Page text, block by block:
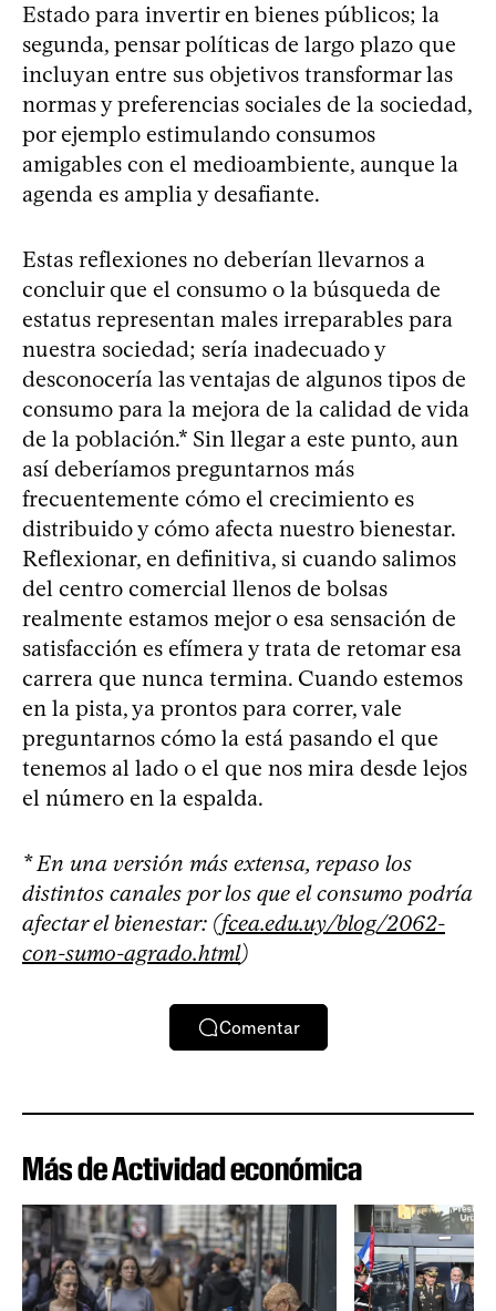
Estado para invertir en bienes públicos; la
segunda, pensar políticas de largo plazo que
incluyan entre sus objetivos transformar las
normas y preferencias sociales de la sociedad,
por ejemplo estimulando consumos
amigables con el medioambiente, aunque la
agenda es amplia y desafiante.
Estas reflexiones no deberían llevarnos a
concluir que el consumo o la búsqueda de
estatus representan males irreparables para
nuestra sociedad; sería inadecuado y
desconocería las ventajas de algunos tipos de
consumo para la mejora de la calidad de vida
de la población.* Sin llegar a este punto, aun
así deberíamos preguntarnos más
frecuentemente cómo el crecimiento es
distribuido y cómo afecta nuestro bienestar.
Reflexionar, en definitiva, si cuando salimos
del centro comercial llenos de bolsas
realmente estamos mejor o esa sensación de
satisfacción es efímera y trata de retomar esa
carrera que nunca termina. Cuando estemos
en la pista, ya prontos para correr, vale
preguntarnos cómo la está pasando el que
tenemos al lado o el que nos mira desde lejos
el número en la espalda.
* En una versión más extensa, repaso los
distintos canales por los que el consumo podría
afectar el bienestar: (fcea.edu.uy/blog/2062-
con-sumo-agrado.html)
Comentar
Más de Actividad económica